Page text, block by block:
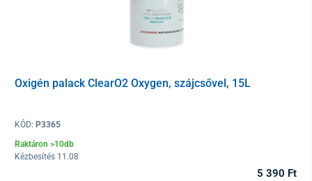
Oxigén palack ClearO2 Oxygen, szájcsővel, 15L
KÓD: P3365
Raktáron >10db
Kézbesítés 11.08
5 390 Ft